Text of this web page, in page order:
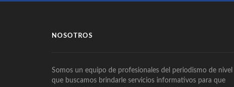
NOSOTROS
Somos un equipo de profesionales del periodismo de nivel
que buscamos brindarle servicios informativos para que